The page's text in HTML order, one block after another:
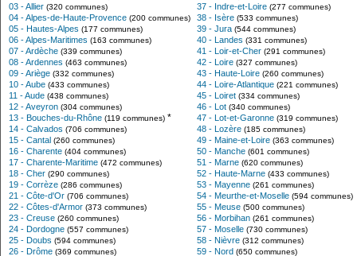
03 - Allier (320 communes)
04 - Alpes-de-Haute-Provence (200 communes)
05 - Hautes-Alpes (177 communes)
06 - Alpes-Maritimes (163 communes)
07 - Ardèche (339 communes)
08 - Ardennes (463 communes)
09 - Ariège (332 communes)
10 - Aube (433 communes)
11 - Aude (438 communes)
12 - Aveyron (304 communes)
13 - Bouches-du-Rhône (119 communes) *
14 - Calvados (706 communes)
15 - Cantal (260 communes)
16 - Charente (404 communes)
17 - Charente-Maritime (472 communes)
18 - Cher (290 communes)
19 - Corrèze (286 communes)
21 - Côte-d'Or (706 communes)
22 - Côtes-d'Armor (373 communes)
23 - Creuse (260 communes)
24 - Dordogne (557 communes)
25 - Doubs (594 communes)
26 - Drôme (369 communes)
37 - Indre-et-Loire (277 communes)
38 - Isère (533 communes)
39 - Jura (544 communes)
40 - Landes (331 communes)
41 - Loir-et-Cher (291 communes)
42 - Loire (327 communes)
43 - Haute-Loire (260 communes)
44 - Loire-Atlantique (221 communes)
45 - Loiret (334 communes)
46 - Lot (340 communes)
47 - Lot-et-Garonne (319 communes)
48 - Lozère (185 communes)
49 - Maine-et-Loire (363 communes)
50 - Manche (601 communes)
51 - Marne (620 communes)
52 - Haute-Marne (433 communes)
53 - Mayenne (261 communes)
54 - Meurthe-et-Moselle (594 communes)
55 - Meuse (500 communes)
56 - Morbihan (261 communes)
57 - Moselle (730 communes)
58 - Nièvre (312 communes)
59 - Nord (650 communes)